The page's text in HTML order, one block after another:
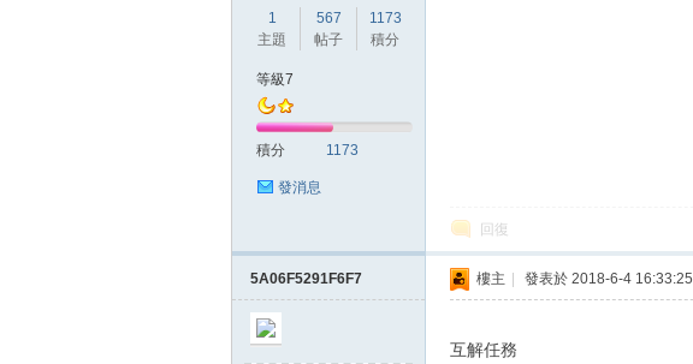
1
主題
567
帖子
1173
積分
等級7
積分 1173
發消息
回復
5A06F5291F6F7 樓主 發表於 2018-6-4 16:33:25
互解任務